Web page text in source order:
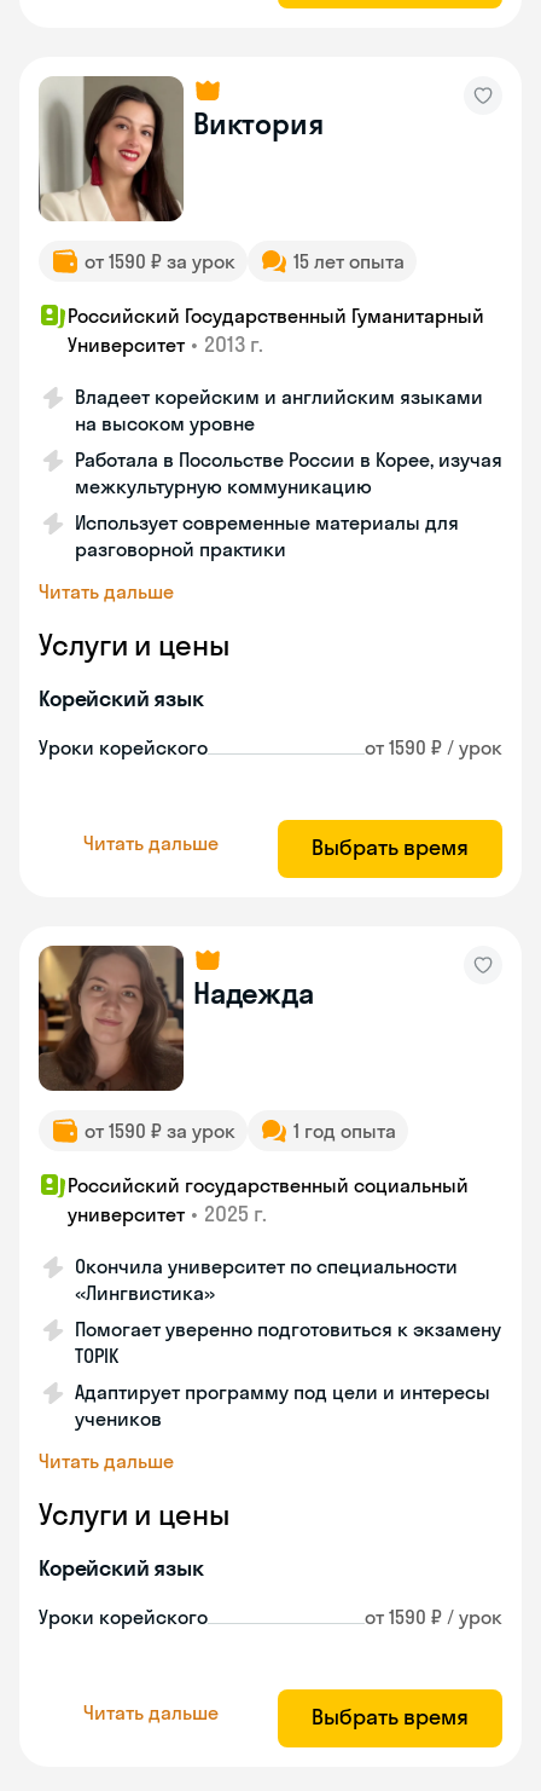
Виктория
от 1590 ₽ за урок 15 лет опыта
Российский Государственный Гуманитарный
Университет • 2013 г.
Владеет корейским и английским языками
на высоком уровне
Работала в Посольстве России в Корее, изучая
межкультурную коммуникацию
Использует современные материалы для
разговорной практики
Читать дальше
Услуги и цены
Корейский язык
Уроки корейского от 1590 ₽ / урок
Читать дальше Выбрать время
Надежда
от 1590 ₽ за урок 1 год опыта
Российский государственный социальный
университет • 2025 г.
Окончила университет по специальности
«Лингвистика»
Помогает уверенно подготовиться к экзамену
TOPIK
Адаптирует программу под цели и интересы
учеников
Читать дальше
Услуги и цены
Корейский язык
Уроки корейского от 1590 ₽ / урок
Читать дальше Выбрать время